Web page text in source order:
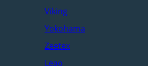
Viking
Yokohama
Zeetex
Leao